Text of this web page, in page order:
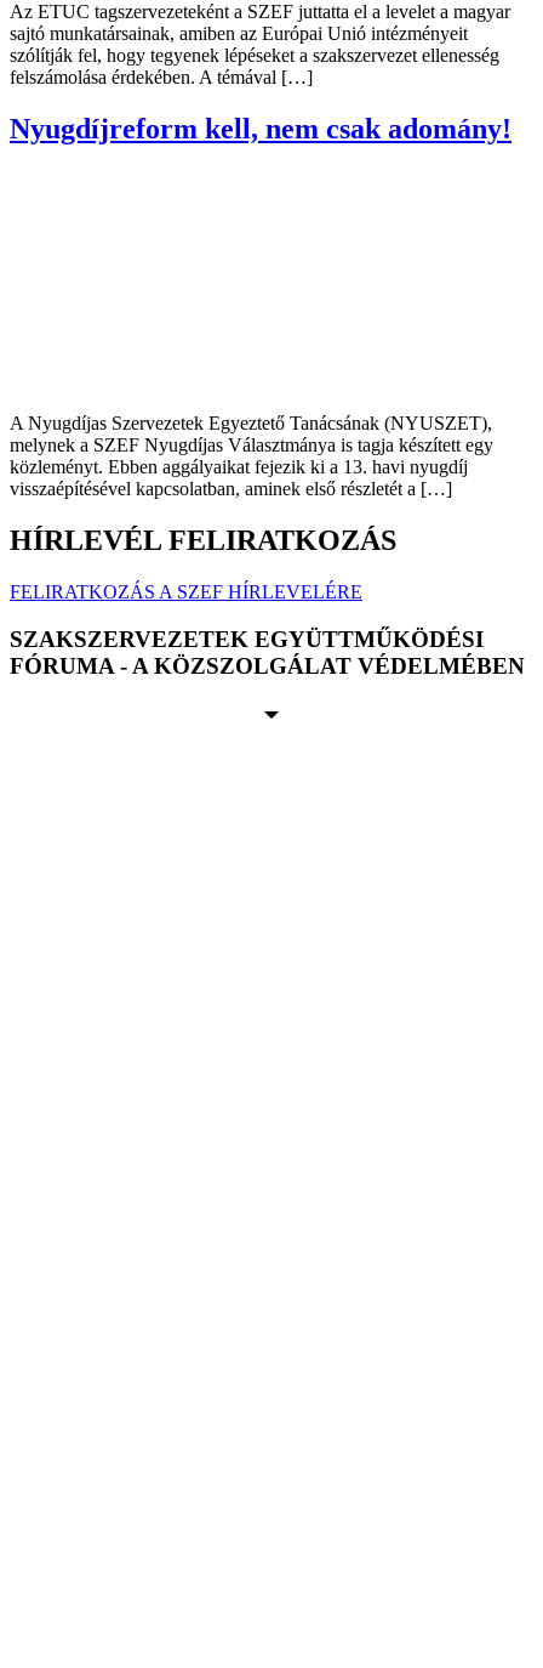
Az ETUC tagszervezeteként a SZEF juttatta el a levelet a magyar
sajtó munkatársainak, amiben az Európai Unió intézményeit
szólítják fel, hogy tegyenek lépéseket a szakszervezet ellenesség
felszámolása érdekében. A témával […]
Nyugdíjreform kell, nem csak adomány!
A Nyugdíjas Szervezetek Egyeztető Tanácsának (NYUSZET),
melynek a SZEF Nyugdíjas Választmánya is tagja készített egy
közleményt. Ebben aggályaikat fejezik ki a 13. havi nyugdíj
visszaépítésével kapcsolatban, aminek első részletét a […]
HÍRLEVÉL FELIRATKOZÁS
FELIRATKOZÁS A SZEF HÍRLEVELÉRE
SZAKSZERVEZETEK EGYÜTTMŰKÖDÉSI
FÓRUMA - A KÖZSZOLGÁLAT VÉDELMÉBEN